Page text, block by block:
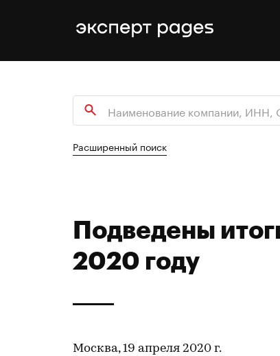
Расширенный поиск
Подведены
2020 году
Москва, 19 апреля 2020 г.